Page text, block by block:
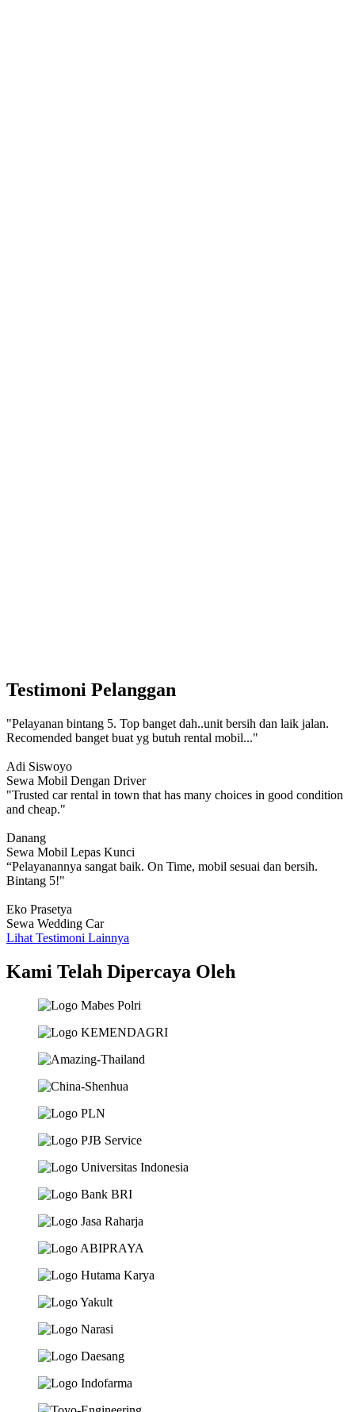
Testimoni Pelanggan
"Pelayanan bintang 5. Top banget dah..unit bersih dan laik jalan.
Recomended banget buat yg butuh rental mobil..."
Adi Siswoyo
Sewa Mobil Dengan Driver
"Trusted car rental in town that has many choices in good condition
and cheap."
Danang
Sewa Mobil Lepas Kunci
“Pelayanannya sangat baik. On Time, mobil sesuai dan bersih.
Bintang 5!"
Eko Prasetya
Sewa Wedding Car
Lihat Testimoni Lainnya
Kami Telah Dipercaya Oleh